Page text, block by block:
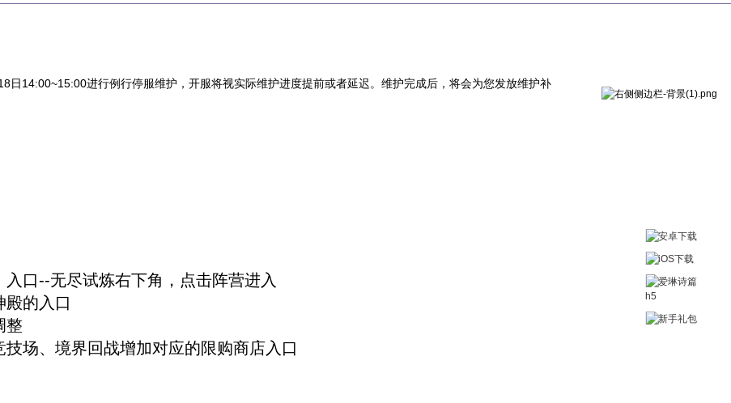
日14:00~15:00进行例行停服维护，开服将视实际维护进度提前或者延迟。维护完成后，将会为您发放维护补
口--无尽试炼右下角，点击阵营进入
殿的入口
整
场、境界回战增加对应的限购商店入口